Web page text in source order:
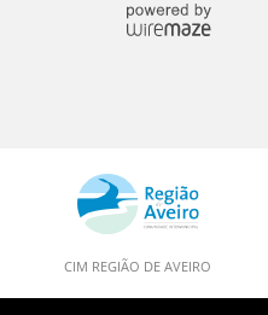
CIM REGIÃO DE AVEIRO